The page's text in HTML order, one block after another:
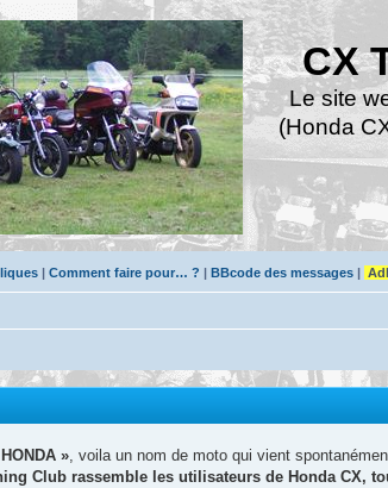
CX
Le site
(Honda
| Comment faire pour… ? | BBcode des messages |
», voila un nom de moto qui vient
Club rassemble les utilisateurs de Honda CX,